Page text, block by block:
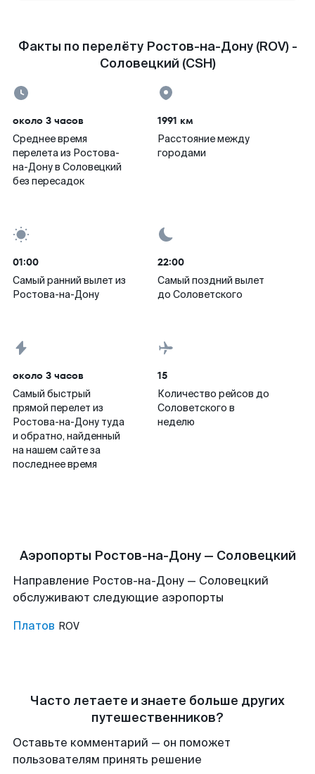
Факты по перелёту Ростов-на-Дону (ROV) -
Соловецкий (CSH)
около 3 часов
Среднее время
перелета из Ростова-
на-Дону в Соловецкий
без пересадок
1991 км
Расстояние между
городами
01:00
Самый ранний вылет из
Ростова-на-Дону
22:00
Самый поздний вылет
до Соловетского
около 3 часов
Самый быстрый
прямой перелет из
Ростова-на-Дону туда
и обратно, найденный
на нашем сайте за
последнее время
15
Количество рейсов до
Соловетского в
неделю
Аэропорты Ростов-на-Дону — Соловецкий
Направление Ростов-на-Дону — Соловецкий
обслуживают следующие аэропорты
Платов ROV
Часто летаете и знаете больше других
путешественников?
Оставьте комментарий — он поможет
пользователям принять решение